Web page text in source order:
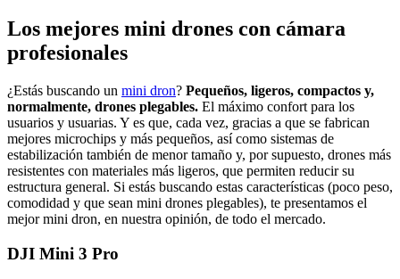
Los mejores mini drones con cámara
profesionales
¿Estás buscando un mini dron? Pequeños, ligeros, compactos y,
normalmente, drones plegables. El máximo confort para los
usuarios y usuarias. Y es que, cada vez, gracias a que se fabrican
mejores microchips y más pequeños, así como sistemas de
estabilización también de menor tamaño y, por supuesto, drones más
resistentes con materiales más ligeros, que permiten reducir su
estructura general. Si estás buscando estas características (poco peso,
comodidad y que sean mini drones plegables), te presentamos el
mejor mini dron, en nuestra opinión, de todo el mercado.
DJI Mini 3 Pro